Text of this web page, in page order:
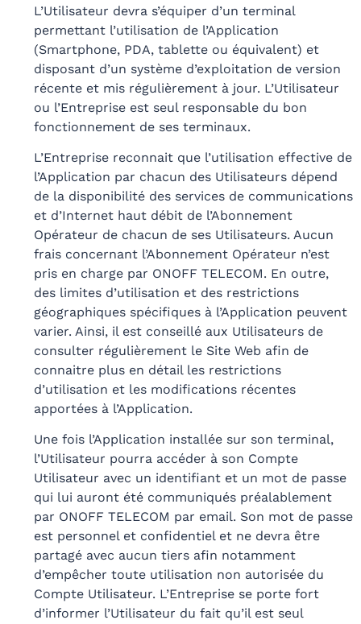
L’Utilisateur devra s’équiper d’un terminal
permettant l’utilisation de l’Application
(Smartphone, PDA, tablette ou équivalent) et
disposant d’un système d’exploitation de version
récente et mis régulièrement à jour. L’Utilisateur
ou l’Entreprise est seul responsable du bon
fonctionnement de ses terminaux.
L’Entreprise reconnait que l’utilisation effective de
l’Application par chacun des Utilisateurs dépend
de la disponibilité des services de communications
et d’Internet haut débit de l’Abonnement
Opérateur de chacun de ses Utilisateurs. Aucun
frais concernant l’Abonnement Opérateur n’est
pris en charge par ONOFF TELECOM. En outre,
des limites d’utilisation et des restrictions
géographiques spécifiques à l’Application peuvent
varier. Ainsi, il est conseillé aux Utilisateurs de
consulter régulièrement le Site Web afin de
connaitre plus en détail les restrictions
d’utilisation et les modifications récentes
apportées à l’Application.
Une fois l’Application installée sur son terminal,
l’Utilisateur pourra accéder à son Compte
Utilisateur avec un identifiant et un mot de passe
qui lui auront été communiqués préalablement
par ONOFF TELECOM par email. Son mot de passe
est personnel et confidentiel et ne devra être
partagé avec aucun tiers afin notamment
d’empêcher toute utilisation non autorisée du
Compte Utilisateur. L’Entreprise se porte fort
d’informer l’Utilisateur du fait qu’il est seul